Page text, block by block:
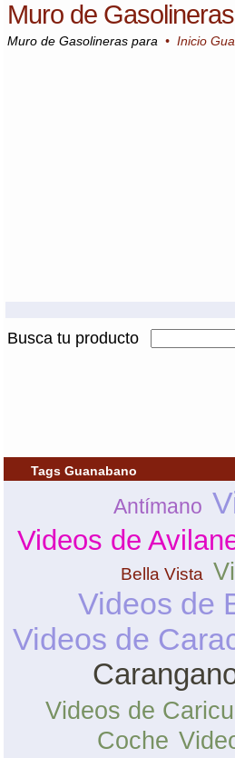
Muro de
Muro de Gasolineras para • Inicio
Busca tu producto
Tags Guanabano
Antímano
Videos de
Bella Vista
Videos de
Videos de
Videos de
Coche